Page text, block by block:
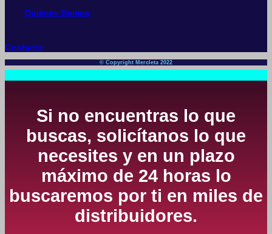
Quiénes Somos
Contacto
© Copyright Mercleta 2022
Si no encuentras lo que
buscas, solicítanos lo que
necesites y en un plazo
máximo de 24 horas lo
buscaremos por ti en miles de
distribuidores.